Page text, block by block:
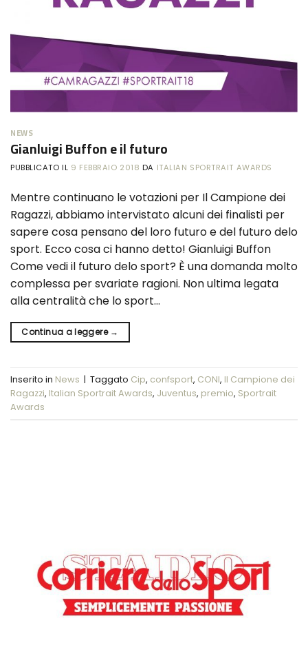
NEWS
Gianluigi Buffon e il futuro
PUBBLICATO IL 9 FEBBRAIO 2018 DA ITALIAN SPORTRAIT AWARDS
Mentre continuano le votazioni per Il Campione dei
Ragazzi, abbiamo intervistato alcuni dei finalisti per
sapere cosa pensano del loro futuro e del futuro delo
sport. Ecco cosa ci hanno detto! Gianluigi Buffon
Come vedi il futuro delo sport? È una domanda molto
complessa per svariate ragioni. Non ultima legata
alla centralità che lo sport…
Continua a leggere →
Inserito in News | Taggato Cip, confsport, CONI, Il Campione dei
Ragazzi, Italian Sportrait Awards, Juventus, premio, Sportrait
Awards